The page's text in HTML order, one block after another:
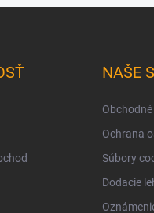
NAŠE
Ochrana
Súbory
Dodacie